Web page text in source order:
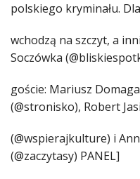
polskiego kryminału.
wchodzą na szczyt, a
Soczówka
goście: Mariusz
(@stronisko), Robert
(@wspierajkulture) i
(@zaczytasy) PANEL]